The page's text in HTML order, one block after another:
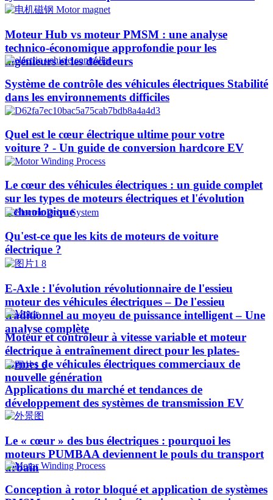
Moteur Hub vs moteur PMSM : une analyse
technico-économique approfondie pour les
ingénieurs et les décideurs
Système de contrôle des véhicules électriques Stabilité
dans les environnements difficiles
Quel est le cœur électrique ultime pour votre
voiture ? - Un guide de conversion hardcore EV
Le cœur des véhicules électriques : un guide complet
sur les types de moteurs électriques et l'évolution
technologique
Qu'est-ce que les kits de moteurs de voiture
électrique ?
E-Axle : l'évolution révolutionnaire de l'essieu
moteur des véhicules électriques – De l'essieu
traditionnel au moyeu de puissance intelligent – Une
analyse complète
Moteur et contrôleur à vitesse variable et moteur
électrique à entraînement direct pour les plates-
formes de véhicules électriques commerciaux de
nouvelle génération
Applications du marché et tendances de
développement des systèmes de transmission EV
Le « cœur » des bus électriques : pourquoi les
moteurs PUMBAA deviennent le pouls du transport
urbain
Conception à rotor bloqué et application de systèmes